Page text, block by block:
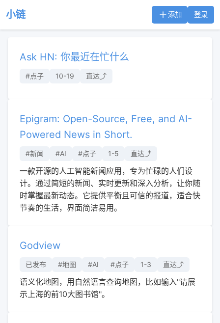
小链 添加 登录
Ask HN: 你最近在忙什么
#点子 10-19 直达⤴︎
Epigram: Open-Source, Free, and AI-
Powered News in Short.
#新闻 #AI #点子 1-5 直达⤴︎
一款开源的人工智能新闻应用，专为忙碌的人们设
计。通过简短的新闻、实时更新和深入分析，让你随
时掌握最新动态。它提供平衡且可信的报道，适合快
节奏的生活，界面简洁易用。
Godview
已发布 #地图 #AI #点子 1-3 直达⤴︎
语义化地图，用自然语言查询地图，比如输入"请展
示上海的前10大图书馆"。